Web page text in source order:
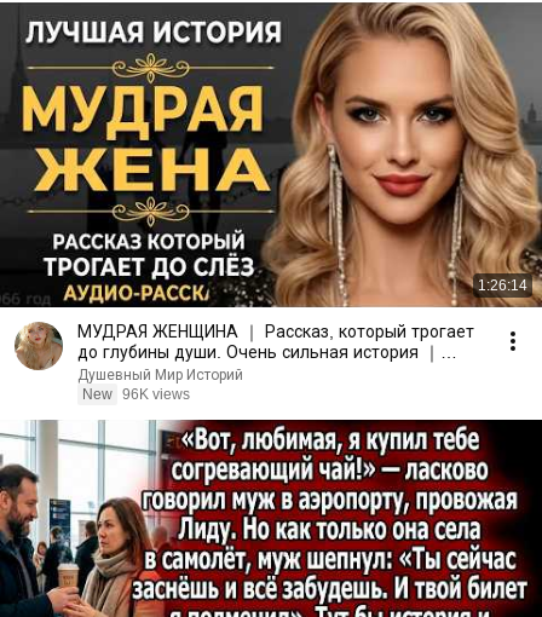
1:26:14
МУДРАЯ ЖЕНЩИНА ｜ Рассказ, который трогает
до глубины души. Очень сильная история ｜
Аудио рассказ.
Душевный Мир Историй
New 96K views